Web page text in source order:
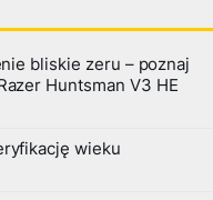
bliskie zeru – poznaj
Huntsman V3 HE
wieku